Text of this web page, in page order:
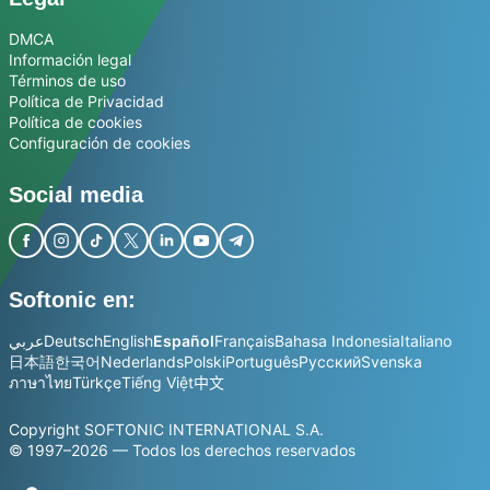
DMCA
Información legal
Términos de uso
Política de Privacidad
Política de cookies
Configuración de cookies
Social media
Softonic en:
عربيDeutschEnglishEspañolFrançaisBahasa IndonesiaItaliano
日本語한국어NederlandsPolskiPortuguêsРусскийSvenska
ภาษาไทยTürkçeTiếng Việt中文
Copyright SOFTONIC INTERNATIONAL S.A.
© 1997–2026 — Todos los derechos reservados